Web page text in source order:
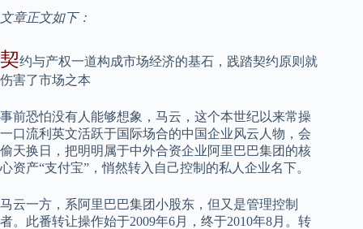
文章正文如下：
契约与产权一道构成市场经济的基石，践踏契约原则就
伤害了市场之本
事前恐怕没有人能够想象，马云，这个本世纪以来常操
一口流利英文活跃于国际场合的中国企业风云人物，会
偷天换日，把明明属于中外合资企业阿里巴巴集团的核
心资产“支付宝”，悄然转入自己控制的私人企业名下。
马云一方，系阿里巴巴集团小股东，但又是管理控制
者。此番转让操作始于2009年6月，终于2010年8月。转